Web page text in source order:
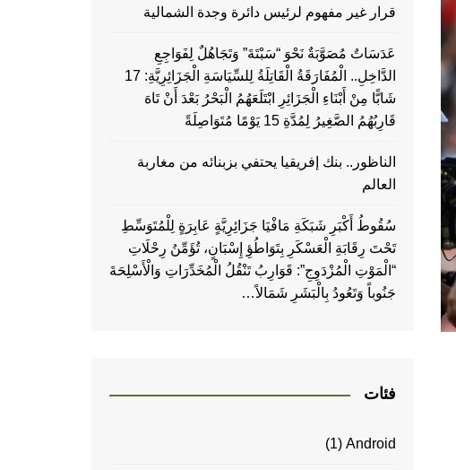
قرار غير مفهوم لرئيس دائرة وجدة الشمالية
عَدَسَاتٌ مُصَوَّبَةٌ نَحْوَ “سَبْتَةَ” وَتَجَاهُلٌ لِفَوَاجِعِ
الدَّاخِلِ.. الْمُفَارَقَةُ الْقَاتِلَةُ لِلسِّيَاسَةِ الْجَزَائِرِيَّةِ: 17
شَابًّا مِنْ أَبْنَاءِ الْجَزَائِرِ ابْتَلَعَهُمُ الْبَحْرُ بَعْدَ أَنْ تَاهَ
قَارِبُهُمُ الصَّغِيرُ لِمُدَّةِ 15 يَوْمًا مُتَوَاصِلَةً
الناظور.. بنك إفريقيا يحتفي بزبنائه من مغاربة
العالم
سُقُوطُ أَكْبَرِ شَبَكَةِ مَافْيَا جَزَائِرِيَّةٍ عَابِرَةٍ لِلْمُتَوَسِّطِ
تَحْتَ رِقَابَةِ الْعَسْكَرِ بِتَوَاطُؤِ إِسْبَانٍ، تُؤَمِّنُ رِحْلَاتِ
“الْمَوْتِ الْمُزْدَوِجِ”: قَوَارِبُ تَنْقُلُ الْمُخَدِّرَاتِ وَالْأَسْلِحَةَ
جَنُوباً وَتَعُودُ بِالْبَشَرِ شَمَالاً…
فئات
Android
(1)